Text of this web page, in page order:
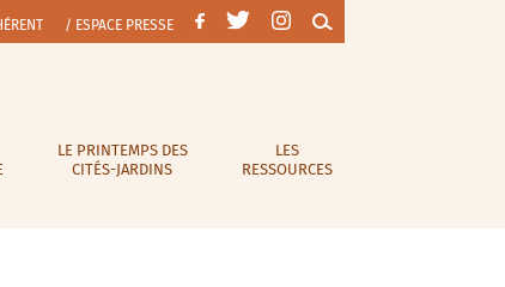
/ ESPACE PRESSE
LE PRINTEMPS DES
CITÉS-JARDINS
LES
RESSOURCES